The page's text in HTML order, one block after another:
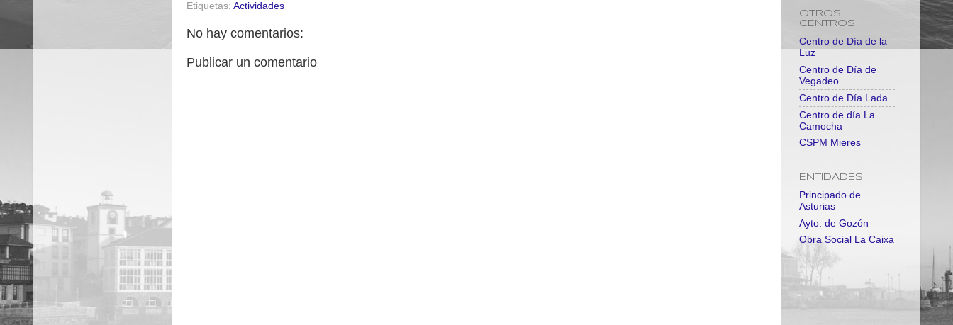
Etiquetas: Actividades
No hay comentarios:
Publicar un comentario
OTROS
CENTROS
Centro de Día de la
Luz
Centro de Día de
Vegadeo
Centro de Día Lada
Centro de día La
Camocha
CSPM Mieres
ENTIDADES
Principado de
Asturias
Ayto. de Gozón
Obra Social La Caixa